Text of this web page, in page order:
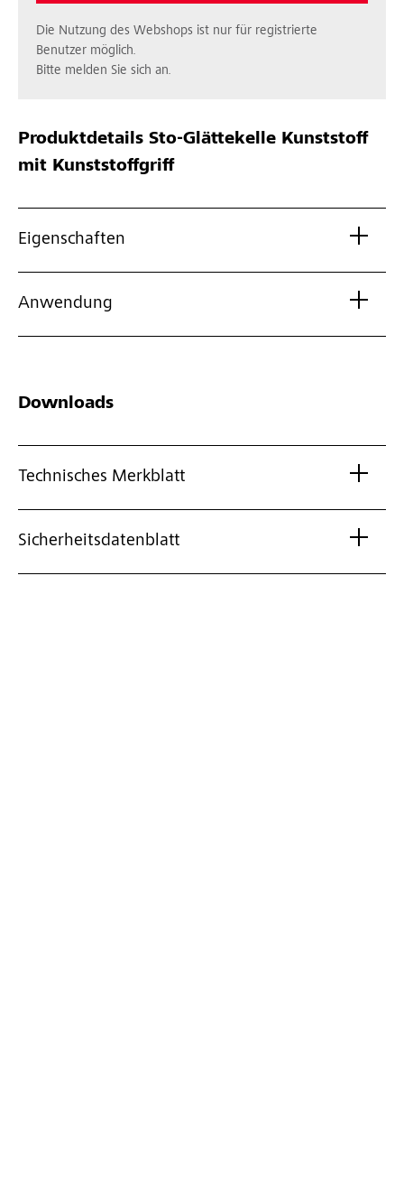
Die Nutzung des Webshops ist nur für registrierte
Benutzer möglich.
Bitte melden Sie sich an.
Produktdetails Sto-Glättekelle Kunststoff
mit Kunststoffgriff
Eigenschaften
Anwendung
Downloads
Technisches Merkblatt
Sicherheitsdatenblatt